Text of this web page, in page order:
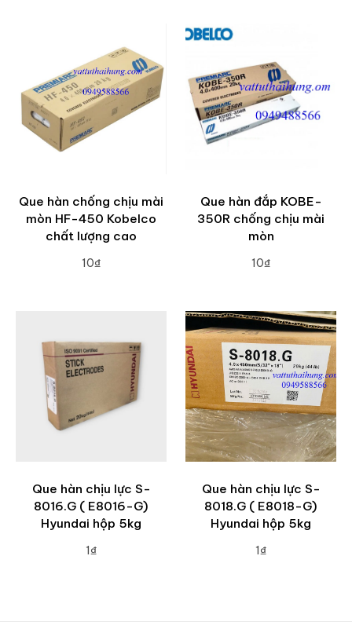
Que hàn chống chịu mài
mòn HF-450 Kobelco
chất lượng cao
10₫
Que hàn đắp KOBE-
350R chống chịu mài
mòn
10₫
Que hàn chịu lực S-
8016.G ( E8016-G)
Hyundai hộp 5kg
1₫
Que hàn chịu lực S-
8018.G ( E8018-G)
Hyundai hộp 5kg
1₫